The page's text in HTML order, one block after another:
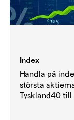
Index
Handla på
största
Tyskland40 till